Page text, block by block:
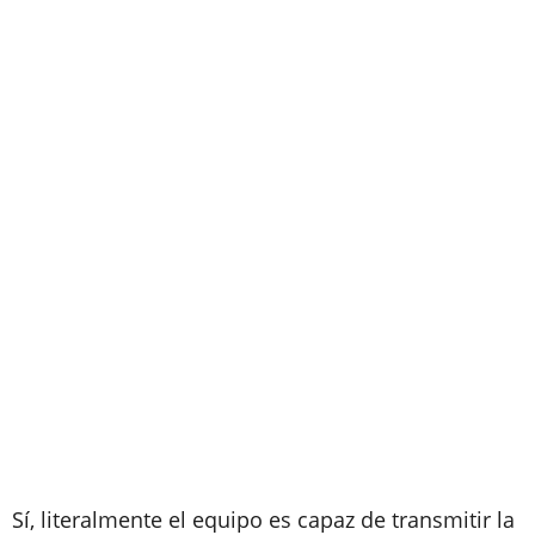
Sí, literalmente el equipo es capaz de transmitir la